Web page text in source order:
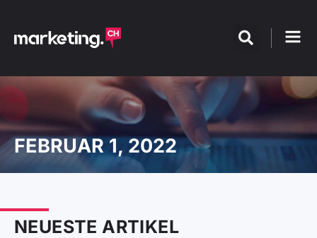
FEBRUAR 1, 2022
NEUESTE ARTIKEL